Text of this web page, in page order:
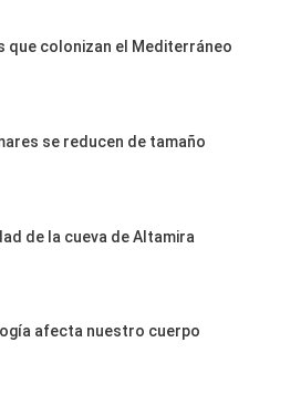
que colonizan el Mediterráneo
se reducen de tamaño
de la cueva de Altamira
afecta nuestro cuerpo